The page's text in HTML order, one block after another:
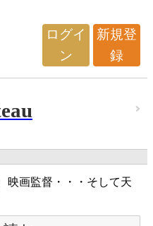
ログイ
ン
新規登
録
映画監督・・・そして天